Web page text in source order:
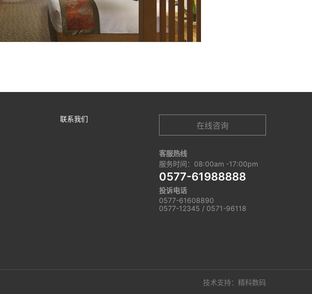
联系我们
在线咨询
客服热线
服务时间：08:00am -17:00pm
0577-61988888
投诉电话
0577-61608890
0577-12345 / 0571-96118
技术支持：精科数码